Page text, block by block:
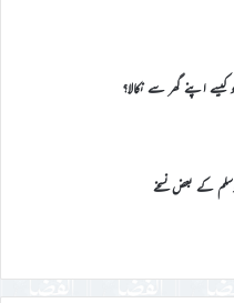
اپنے گھر سے نکالا؟
کے بعض نسخے